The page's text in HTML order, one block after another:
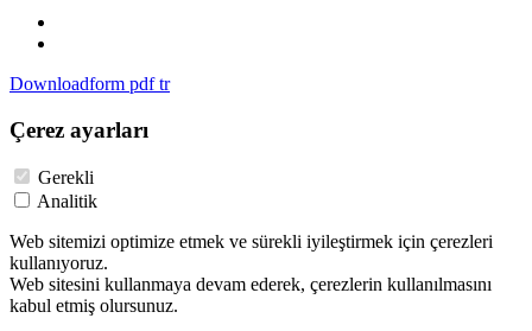
Downloadform pdf tr
Çerez ayarları
Gerekli
Analitik
Web sitemizi optimize etmek ve sürekli iyileştirmek için çerezleri
kullanıyoruz.
Web sitesini kullanmaya devam ederek, çerezlerin kullanılmasını
kabul etmiş olursunuz.